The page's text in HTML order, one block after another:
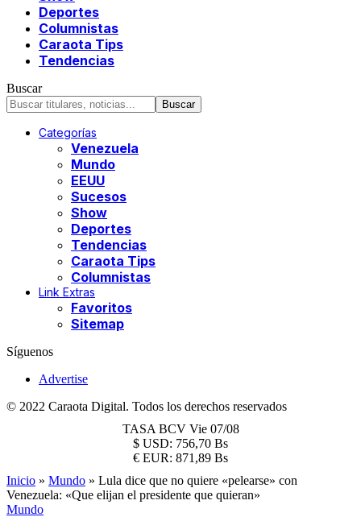
Deportes
Columnistas
Caraota Tips
Tendencias
Buscar
Categorías
Venezuela
Mundo
EEUU
Sucesos
Show
Deportes
Tendencias
Caraota Tips
Columnistas
Link Extras
Favoritos
Sitemap
Síguenos
Advertise
© 2022 Caraota Digital. Todos los derechos reservados
TASA BCV Vie 07/08
$ USD: 756,70 Bs
€ EUR: 871,89 Bs
Inicio » Mundo » Lula dice que no quiere «pelearse» con
Venezuela: «Que elijan el presidente que quieran»
Mundo